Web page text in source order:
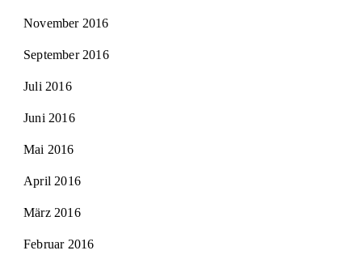
November 2016
September 2016
Juli 2016
Juni 2016
Mai 2016
April 2016
März 2016
Februar 2016